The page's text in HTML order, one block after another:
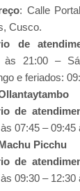
: Calle
Cusco.
de
às 21:00 –
e feriados:
de
07:45 – 09:45
Picchu
de
09:30 – 12:30